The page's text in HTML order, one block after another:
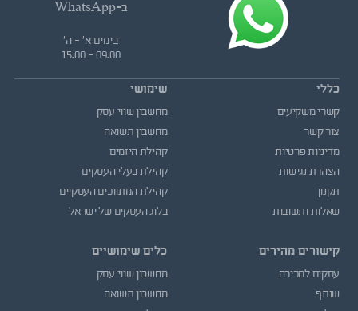
ב-WhatsApp
בימים א' - ה'
09:00 - 15:00
כללי
קשרי משקיעים
צור קשר
מדיניות פרטיות
הצהרת נגישות
תקנון
שאלות ותשובות
קישורים מהירים
עסקים למכירה
שותף
שימושי
מחשבון שווי עסק
מחשבון תשואה
קהילת היזמים
קהילת בעלי העסקים
קהילת המתווכים העסקיים
בלוג העסקים של ישראל
כלים שימושיים
מחשבון שווי עסק
מחשבון תשואה